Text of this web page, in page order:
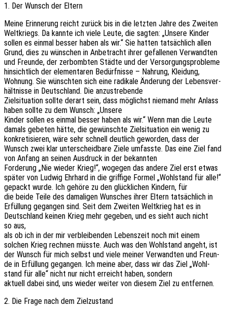
1. Der Wunsch der Eltern
Meine Erin­ne­rung reicht zurück bis in die letz­ten Jahre des Zwei­ten
Welt­kriegs. Da kannte ich viele Leute, die sagten: „Unsere Kinder
sollen es einmal besser haben als wir.“ Sie hatten tatsäch­lich allen
Grund, dies zu wünschen in Anbe­tracht ihrer gefal­le­nen Verwand­ten
und Freun­de, der zerbomb­ten Städte und der Versor­gungs­pro­ble­me
hinsicht­lich der elemen­ta­ren Bedürf­nis­se – Nahrung, Klei­dung,
Wohnung. Sie wünsch­ten sich eine radi­ka­le Ände­rung der Lebens­ver­
hält­nis­se in Deutsch­land. Die anzustrebende
Ziel­si­tua­ti­on sollte derart sein, dass möglichst niemand mehr Anlass
haben sollte zu dem Wunsch: „Unsere
Kinder sollen es einmal besser haben als wir.“ Wenn man die Leute
damals gebe­ten hätte, die gewünsch­te Ziel­si­tua­ti­on ein wenig zu
konkre­ti­sie­ren, wäre sehr schnell deut­lich gewor­den, dass der
Wunsch zwei klar unter­scheid­ba­re Ziele umfass­te. Das eine Ziel fand
von Anfang an seinen Ausdruck in der bekannten
Forde­rung „Nie wieder Krieg!“, woge­gen das andere Ziel erst etwas
später von Ludwig Ehrhard in die grif­fi­ge Formel „Wohl­stand für alle!“
gepackt wurde. Ich gehöre zu den glück­li­chen Kindern, für
die beide Teile des dama­li­gen Wunsches ihrer Eltern tatsäch­lich in
Erfül­lung gegan­gen sind. Seit dem Zwei­ten Welt­krieg hat es in
Deutsch­land keinen Krieg mehr gege­ben, und es sieht auch nicht
so aus,
als ob ich in der mir verblei­ben­den Lebens­zeit noch mit einem
solchen Krieg rech­nen müsste. Auch was den Wohl­stand angeht, ist
der Wunsch für mich selbst und viele meiner Verwand­ten und Freun­
de in Erfül­lung gegan­gen. Ich meine aber, dass wir das Ziel „Wohl­
stand für alle“ nicht nur nicht erreicht haben, sondern
aktu­ell dabei sind, uns wieder weiter von diesem Ziel zu entfernen.
2. Die Frage nach dem Zielzustand